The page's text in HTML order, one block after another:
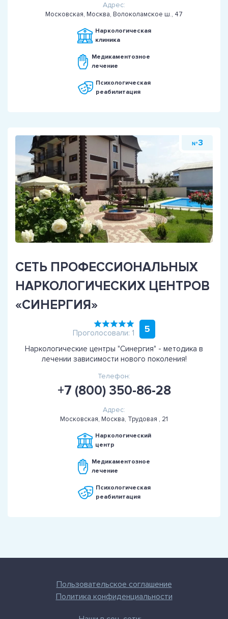
Адрес:
Московская, Москва, Волоколамское ш., 47
Наркологическая
клиника
Медикаментозное
лечение
Психологическая
реабилитация
№ 3
СЕТЬ ПРОФЕССИОНАЛЬНЫХ
НАРКОЛОГИЧЕСКИХ ЦЕНТРОВ
«СИНЕРГИЯ»
Проголосовали: 1 5
Наркологические центры "Синергия" - методика в
лечении зависимости нового поколения!
Телефон:
+7 (800) 350-86-28
Адрес:
Московская, Москва, Трудовая , 21
Наркологический
центр
Медикаментозное
лечение
Психологическая
реабилитация
Пользовательское соглашение
Политика конфиденциальности